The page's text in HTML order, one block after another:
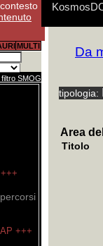
MULTI
SMOG
+++
+++
scrivendo
pref. P.
(Google
https://
Da
tipologia:
Area
Titolo